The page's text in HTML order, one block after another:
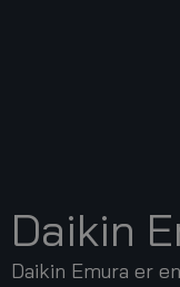
Daikin
Daikin Emura er